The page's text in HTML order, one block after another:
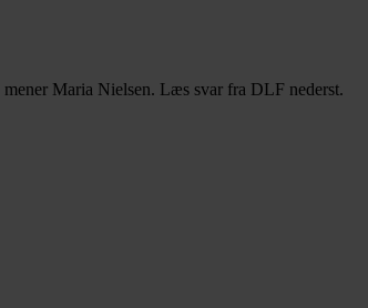
Maria Nielsen. Læs svar fra DLF nederst.